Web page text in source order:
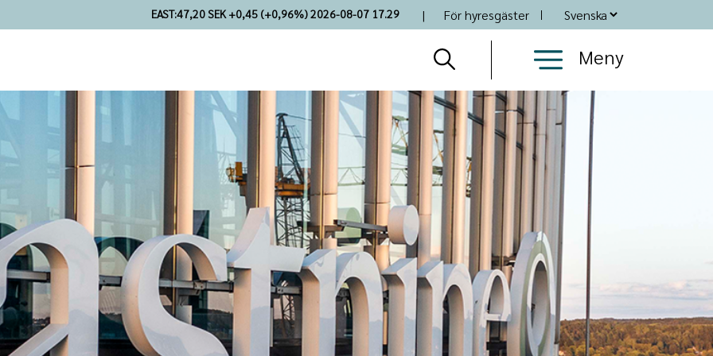
EAST:47,20 SEK +0,45 (+0,96%) 2026-08-07 17.29
Top
För hyresgäster
Meny